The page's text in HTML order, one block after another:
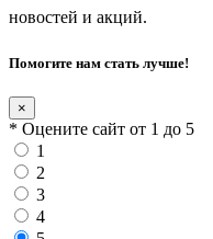
новостей и акций.
Помогите нам стать лучше!
×
* Оцените сайт от 1 до 5
1
2
3
4